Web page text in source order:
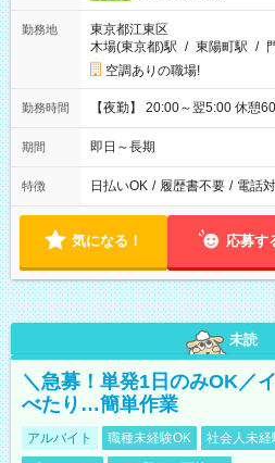
勤務地
東京都江東区
木場(東京都)駅 / 東陽町駅 /
空調ありの職場!
勤務時間 【夜勤】 20:00～翌5:00 休憩
期間 即日～長期
特徴 日払いOK / 履歴書不要 / 電話
気になる！ 応募す
未読
＼急募！単発1日のみOK／
べたり…簡単作業
アルバイト 職種未経験OK 社会人未経